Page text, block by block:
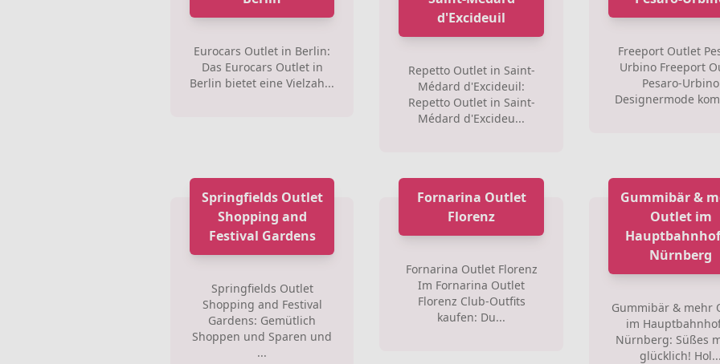
Eurocars Outlet in Berlin:
Das Eurocars Outlet in
Berlin bietet eine Vielzah...
d'Excideuil
Repetto Outlet in Saint-
Médard d'Excideuil:
Repetto Outlet in Saint-
Médard d'Excideu...
Freeport Outlet
Urbino Freeport
Pesaro-Urbino
Designermode
Springfields Outlet
Shopping and
Festival Gardens
Springfields Outlet
Shopping and Festival
Gardens: Gemütlich
Shoppen und Sparen und
...
Fornarina Outlet
Florenz
Fornarina Outlet Florenz
Im Fornarina Outlet
Florenz Club-Outfits
kaufen: Du...
Gummibär &
Outlet im
Nürnberg
Gummibär & mehr
im
Nürnberg: Süßes
glücklich! Hol...